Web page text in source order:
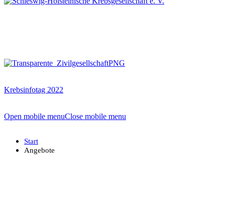
Krebsinfotag 2022
Open mobile menuClose mobile menu
Start
Angebote